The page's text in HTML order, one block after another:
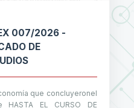
007/2026 -
DE
que concluyeronel
EL CURSO DE